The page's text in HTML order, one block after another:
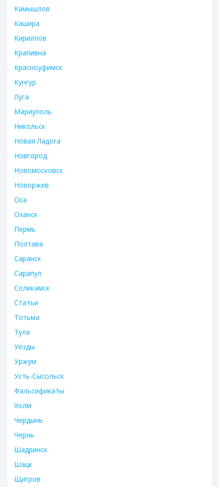
Камышлов
Кашира
Кириллов
Крапивна
Красноуфимск
Кунгур
Луга
Мариуполь
Никольск
Новая Ладога
Новгород
Новомосковск
Новоржев
Оса
Оханск
Пермь
Полтава
Саранск
Сарапул
Соликамск
Статьи
Тотьма
Тула
Уезды
Уржум
Усть-Сысольск
Фальсификаты
Холм
Чердынь
Чернь
Шадринск
Шацк
Щигров